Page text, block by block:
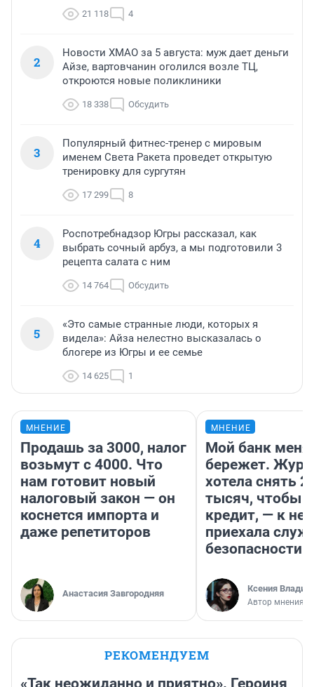
21 118 4
2
Новости ХМАО за 5 августа: муж дает деньги
Айзе, вартовчанин оголился возле ТЦ,
откроются новые поликлиники
18 338 Обсудить
3
Популярный фитнес-тренер с мировым
именем Света Ракета проведет открытую
тренировку для сургутян
17 299 8
4
Роспотребнадзор Югры рассказал, как
выбрать сочный арбуз, а мы подготовили 3
рецепта салата с ним
14 764 Обсудить
5
«Это самые странные люди, которых я
видела»: Айза нелестно высказалась о
блогере из Югры и ее семье
14 625 1
МНЕНИЕ
Продашь за 3000, налог
возьмут с 4000. Что
нам готовит новый
налоговый закон — он
коснется импорта и
даже репетиторов
Анастасия Завгородняя
МНЕНИЕ
Мой банк меня
бережет.
хотела снять
тысяч, чтобы
кредит, — к
приехала
безопасности
Ксения
Автор мнения
РЕКОМЕНДУЕМ
«Так неожиданно и приятно». Героиня